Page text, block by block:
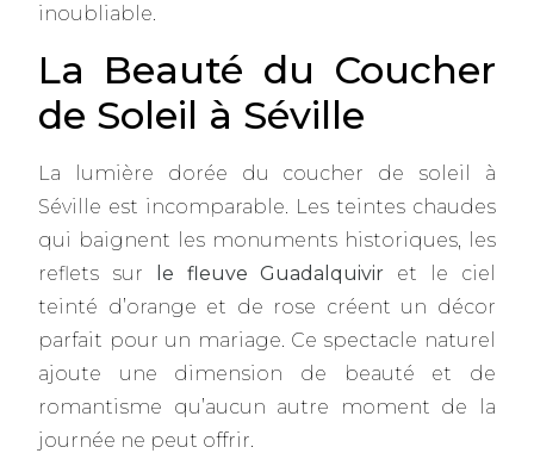
inoubliable.
La Beauté du Coucher
de Soleil à Séville
La lumière dorée du coucher de soleil à
Séville est incomparable. Les teintes chaudes
qui baignent les monuments historiques, les
reflets sur
le fleuve Guadalquivir et le ciel
teinté d’orange et de rose créent un décor
parfait pour un mariage. Ce spectacle naturel
ajoute une dimension de beauté et de
romantisme qu’aucun autre moment de la
journée ne peut offrir.